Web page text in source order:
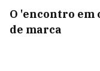
O 'encontro
de marca